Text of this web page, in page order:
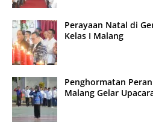
Perayaan Natal di
Kelas I Malang
Penghormatan
Malang Gelar